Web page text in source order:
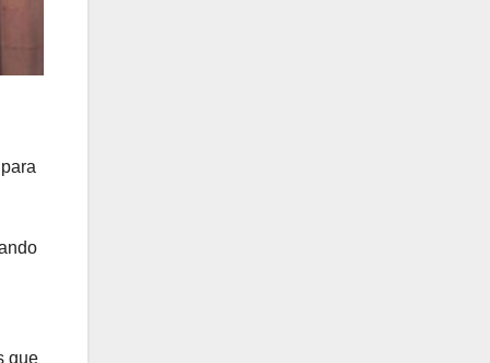
que